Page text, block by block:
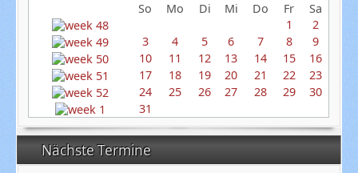
So
Mo Di Mi Do Fr
Sa
1
2
3
4 5 6 7 8
9
10
11 12 13 14 15
16
17
18 19 20 21 22
23
24
25 26 27 28 29
30
31
Nächste Termine